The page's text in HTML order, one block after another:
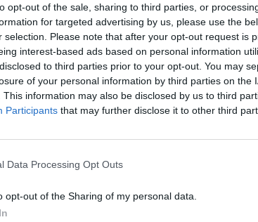
opt-out of the sale, sharing to third parties, or
for targeted advertising by us, please use the
selection. Please note that after your opt-out request is
interest-based ads based on personal information
to third parties prior to your opt-out. You may
of your personal information by third parties on the
This information may also be disclosed by us to third
Participants that may further disclose it to other third
Data Processing Opt Outs
opt-out of the Sharing of my personal data.
του πλυντηρίου ανοιχτό ώστε να
καλά
πριν επιστρέψουν στα συρτάρια
με ισχυρή βροχόπτωση και